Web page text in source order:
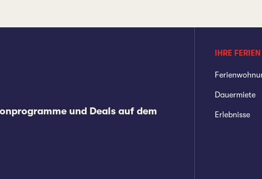
und Deals auf dem
IHRE FERIEN
Dauermiete
Erlebnisse